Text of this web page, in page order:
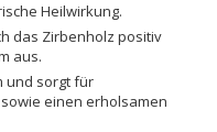
Heilwirkung.
das Zirbenholz positiv
aus.
und sorgt für
einen erholsamen